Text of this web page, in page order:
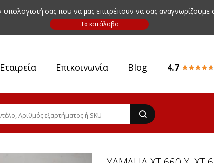
σας που να μας επιτρέπουν να σας
Εταιρεία Επικοινωνία Blog 4.7